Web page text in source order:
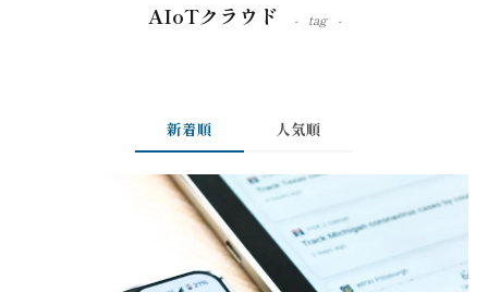
AIoTクラウド tag
新着順 人気順